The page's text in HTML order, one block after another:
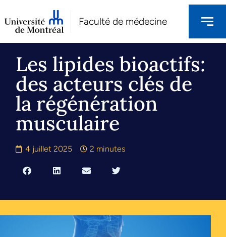
Faculté de médecine
Les lipides bioactifs:
des acteurs clés de
la régénération
musculaire
4 juillet 2025 2 minutes